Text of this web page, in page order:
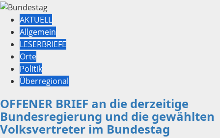
AKTUELL
Allgemein
LESERBRIEFE
Orte
Politik
Überregional
OFFENER BRIEF an die derzeitige
Bundesregierung und die gewählten
Volksvertreter im Bundestag